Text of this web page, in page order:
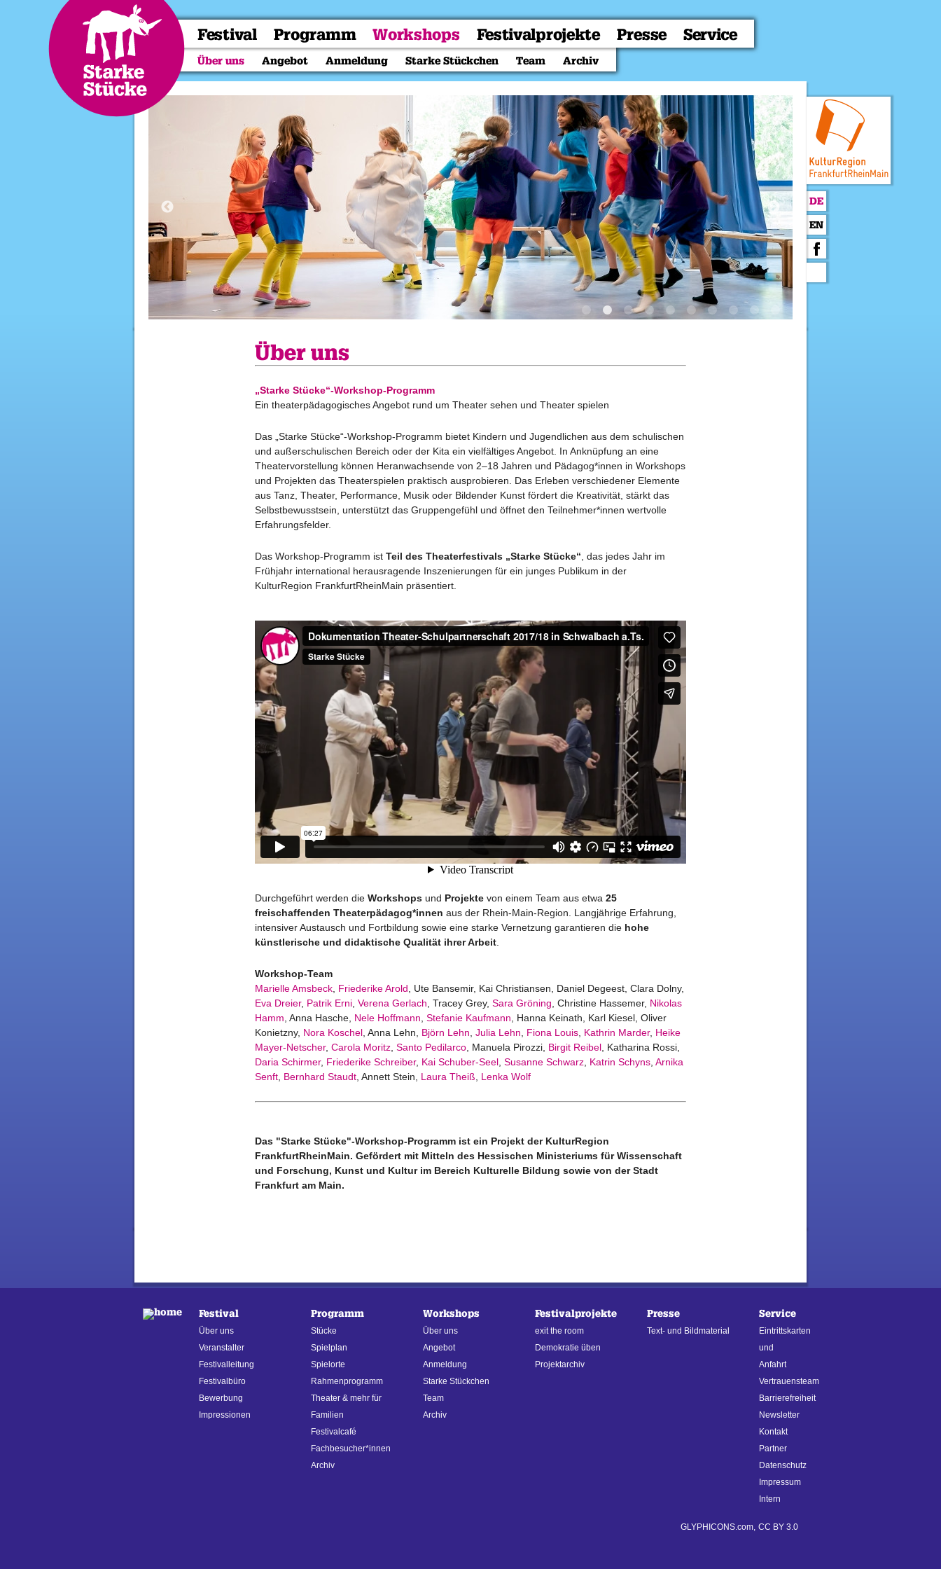
DE
EN
Festival Programm Workshops
Über uns Angebot Anmeldung Starke Stückchen Team Archiv
Festivalprojekte Presse Service
Über uns
„Starke Stücke“-Workshop-Programm
Ein theaterpädagogisches Angebot rund um Theater sehen und Theater spielen
Das „Starke Stücke“-Workshop-Programm bietet Kindern und Jugendlichen aus dem schulischen
und außerschulischen Bereich oder der Kita ein vielfältiges Angebot. In Anknüpfung an eine
Theatervorstellung können Heranwachsende von 2–18 Jahren und Pädagog*innen in Workshops
und Projekten das Theaterspielen praktisch ausprobieren. Das Erleben verschiedener Elemente
aus Tanz, Theater, Performance, Musik oder Bildender Kunst fördert die Kreativität, stärkt das
Selbstbewusstsein, unterstützt das Gruppengefühl und öffnet den Teilnehmer*innen wertvolle
Erfahrungsfelder.
Das Workshop-Programm ist Teil des Theaterfestivals „Starke Stücke“ , das jedes Jahr im
Frühjahr international herausragende Inszenierungen für ein junges Publikum in der
KulturRegion FrankfurtRheinMain präsentiert.
Durchgeführt werden die Workshops und Projekte von einem Team aus etwa 25
freischaffenden Theaterpädagog*innen aus der Rhein-Main-Region. Langjährige Erfahrung,
intensiver Austausch und Fortbildung sowie eine starke Vernetzung garantieren die hohe
künstlerische und didaktische Qualität ihrer Arbeit
Workshop-Team
Marielle Amsbeck Friederike Arold , Ute Bansemir, Kai Christiansen, Daniel Degeest, Clara Dolny,
Eva Dreier, Patrik Erni Verena Gerlach , Tracey Grey, Sara Gröning , Christine Hassemer, Nikolas
Hamm , Anna Hasche, Nele Hoffmann Stefanie Kaufmann , Hanna Keinath, Karl Kiesel, Oliver
Konietzny, Nora Koschel , Anna Lehn, Björn Lehn Julia Lehn Fiona Louis Kathrin Marder, Heike
Mayer-Netscher, Carola Moritz Santo Pedilarco , Manuela Pirozzi, Birgit Reibel , Katharina Rossi,
Daria Schirmer, Friederike Schreiber, Kai Schuber-Seel Susanne Schwarz Katrin Schyns Arnika
Senft Bernhard Staudt , Annett Stein, Laura Theiß Lenka Wolf
Das "Starke Stücke"-Workshop-Programm ist ein Projekt der KulturRegion
FrankfurtRheinMain. Gefördert mit Mitteln des Hessischen Ministeriums für Wissenschaft
und Forschung, Kunst und Kultur im Bereich Kulturelle Bildung sowie von der Stadt
Frankfurt am Main.
Festival
Über uns
Veranstalter
Festivalleitung
Festivalbüro
Bewerbung
Impressionen
Programm
Stücke
Spielplan
Spielorte
Rahmenprogramm
Theater & mehr für
Familien
Festivalcafé
Fachbesucher*innen
Archiv
Workshops
Über uns
Angebot
Anmeldung
Starke Stückchen
Team
Archiv
Festivalprojekte
exit the room
Demokratie üben
Projektarchiv
Presse
Text- und Bildmaterial
Service
Eintrittskarten
und
Anfahrt
Vertrauensteam
Barrierefreiheit
Newsletter
Kontakt
Partner
Datenschutz
Impressum
Intern
GLYPHICONS.com, CC BY 3.0